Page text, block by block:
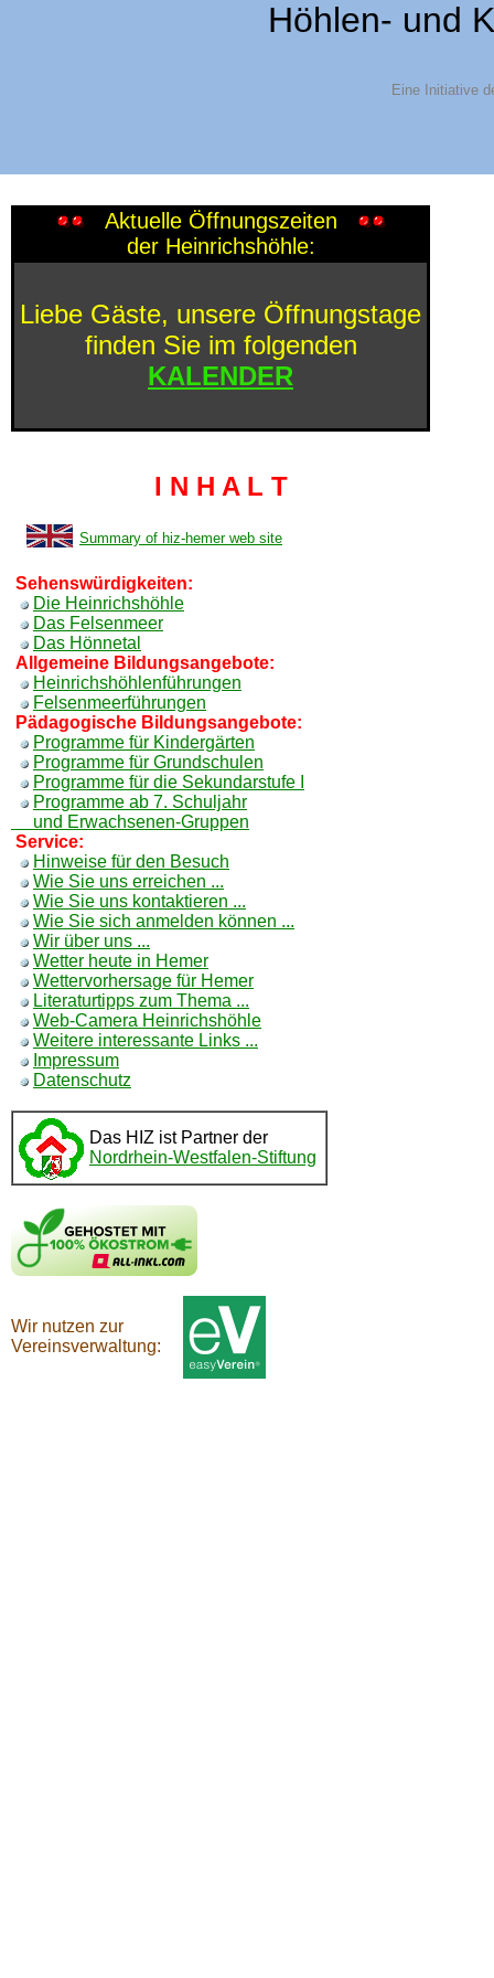
Höhlen- und
Eine Initiative
Aktuelle Öffnungszeiten
der Heinrichshöhle:
Liebe Gäste, unsere Öffnungstage
finden Sie im folgenden
KALENDER
I N H A L T
Summary of hiz-hemer web site
Sehenswürdigkeiten:
Die Heinrichshöhle
Das Felsenmeer
Das Hönnetal
Allgemeine Bildungsangebote:
Heinrichshöhlenführungen
Felsenmeerführungen
Pädagogische Bildungsangebote:
Programme für Kindergärten
Programme für Grundschulen
Programme für die Sekundarstufe I
Programme ab 7. Schuljahr
und Erwachsenen-Gruppen
Service:
Hinweise für den Besuch
Wie Sie uns erreichen ...
Wie Sie uns kontaktieren ...
Wie Sie sich anmelden können ...
Wir über uns ...
Wetter heute in Hemer
Wettervorhersage für Hemer
Literaturtipps zum Thema ...
Web-Camera Heinrichshöhle
Weitere interessante Links ...
Impressum
Datenschutz
Das HIZ ist Partner der
Nordrhein-Westfalen-Stiftung
Wir nutzen zur
Vereinsverwaltung: